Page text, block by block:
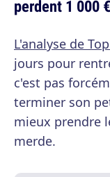
perdent 1 000 €
L'analyse de
jours pour
c'est pas
terminer son
mieux prendre
merde.